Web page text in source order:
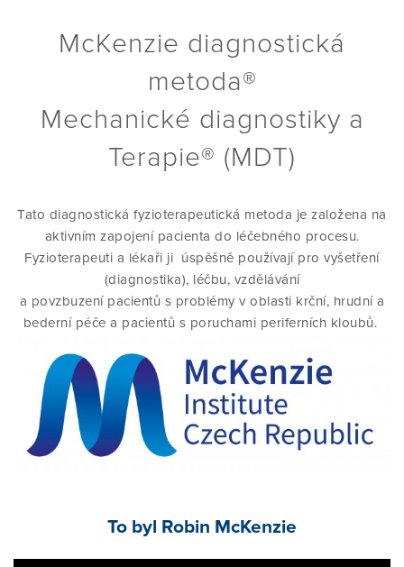
VYZKOUŠEJTE SI TECHNIKY SAMI
ZKUŠENOSTI / REFERENCE
NAJÍT TERAPEUTA
KE STAŽENÍ
ODKAZY
MYLNÁ TVRZENÍ
SIG SKUPINA
ČASTO KLADENÉ DOTAZY (FAQ)
INFORMACE PRO LÉKAŘE
VÝZKUM A ZDROJE
ČASOPIS - ARCHIV
ODKAZY
STRUKTURA VZDĚLÁNÍ KURZU
PODROBNÉ INFORMACE O
JEDNOTLIVÝCH ČÁSTECH KURZU
ČASTO KLADENÉ DOTAZY (FAQ)
REFERENCE STUDENTŮ
CERTIFIKAČNÍ ZKOUŠKA
DIPLOMOVANÝ PROGRAM
E-VÝUKA
O MEZINÁRODNÍM MCKENZIE
POSLÁNÍ MCK I CR
VÝKONNÝ VÝBOR
NAŠI SPOLUPRACOVNÍCI
ČLENSTVÍ
SEZNAM MDT ODBORNÍKŮ
VSTUP PRO ČLENY
PROJEKTY
PODPOŘTE NÁS
KOHO SPONZORUJEME
KONTAKT
DALŠÍ ...
NOVINKY
PROJEKTY
SIG SKUPINA
AKCE / FOTOGALERIE
Vstup pro členy
McKenzie diagnostická
metoda®
Mechanické diagnostiky a
Terapie® (MDT)
Tato diagnostická fyzioterapeutická metoda je založena na
aktivním zapojení pacienta do léčebného procesu.
Fyzioterapeuti a lékaři ji úspěšně používají pro vyšetření
(diagnostika), léčbu, vzdělávání
a povzbuzení pacientů s problémy v oblasti krční, hrudní a
bederní péče a pacientů s poruchami periferních kloubů.
To byl Robin McKenzie